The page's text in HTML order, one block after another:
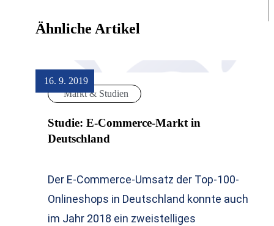
Ähnliche Artikel
16. 9. 2019
Markt & Studien
Studie: E-Commerce-Markt in
Deutschland
Der E-Commerce-Umsatz der Top-100-
Onlineshops in Deutschland konnte auch
im Jahr 2018 ein zweistelliges